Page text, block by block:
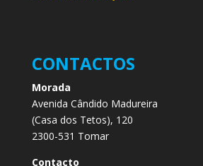
CONTACTOS
Morada
Avenida Cândido Madureira
(Casa dos Tetos), 120
2300-531 Tomar
Contacto